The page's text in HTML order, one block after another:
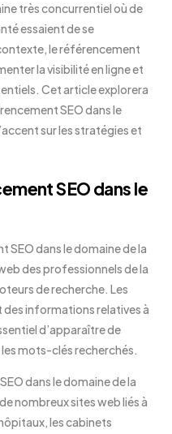
très concurrentiel où de
essaient de se
le référencement
la visibilité en ligne et
Cet article explorera
SEO dans le
sur les stratégies et
SEO dans le
SEO dans le domaine de la
des professionnels de la
de recherche. Les
informations relatives à
d’apparaître de
mots-clés recherchés.
dans le domaine de la
nombreux sites web liés à
les cabinets